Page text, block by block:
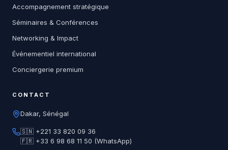
Accompagnement stratégique
Séminaires & Conférences
Networking & Impact
Événementiel international
Conciergerie premium
CONTACT
Dakar, Sénégal
🇸🇳 +221 33 820 09 36
🇫🇷 +33 6 98 68 11 50 (WhatsApp)